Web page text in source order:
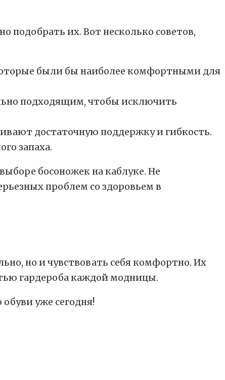
подобрать их. Вот несколько советов,
были бы наиболее комфортными для
подходящим, чтобы исключить
достаточную поддержку и гибкость.
запаха.
босоножек на каблуке. Не
проблем со здоровьем в
но и чувствовать себя комфортно. Их
гардероба каждой модницы.
уже сегодня!